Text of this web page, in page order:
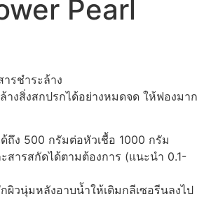
Pearl
รชำระล้าง
งสิ่งสกปรกได้อย่างหมดจด ให้ฟองมาก
ด้ถึง 500 กรัมต่อหัวเชื้อ 1000 กรัม
สารสกัดได้ตามต้องการ (แนะนำ 0.1-
ผิวนุ่มหลังอาบน้ำให้เติมกลีเซอรีนลงไป